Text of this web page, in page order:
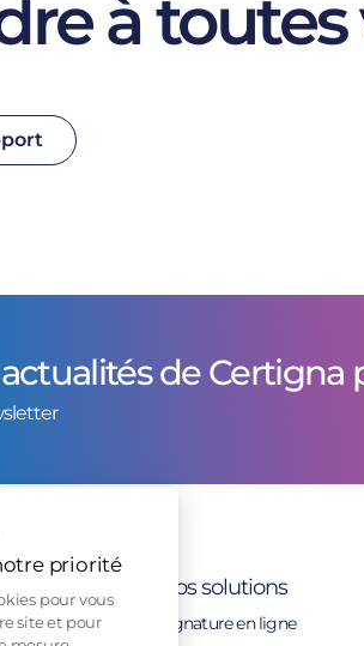
priorité
pour vous
site et pour
à
de Certigna
Nos solutions
Signature en ligne